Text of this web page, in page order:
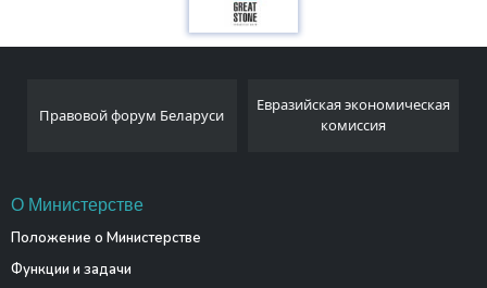
Евразийская экономическая
комиссия
статистический комитет
Республики Беларусь
О Министерстве
Положение о Министерстве
Функции и задачи